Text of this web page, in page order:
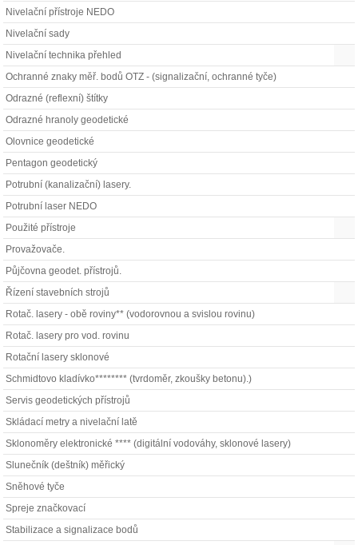
Nivelační přístroje NEDO
Nivelační sady
Nivelační technika přehled
Ochranné znaky měř. bodů OTZ - (signalizační, ochranné tyče)
Odrazné (reflexní) štítky
Odrazné hranoly geodetické
Olovnice geodetické
Pentagon geodetický
Potrubní (kanalizační) lasery.
Potrubní laser NEDO
Použité přístroje
Provažovače.
Půjčovna geodet. přístrojů.
Řízení stavebních strojů
Rotač. lasery - obě roviny** (vodorovnou a svislou rovinu)
Rotač. lasery pro vod. rovinu
Rotační lasery sklonové
Schmidtovo kladívko******** (tvrdoměr, zkoušky betonu).)
Servis geodetických přístrojů
Skládací metry a nivelační latě
Sklonoměry elektronické **** (digitální vodováhy, sklonové lasery)
Slunečník (deštník) měřický
Sněhové tyče
Spreje značkovací
Stabilizace a signalizace bodů